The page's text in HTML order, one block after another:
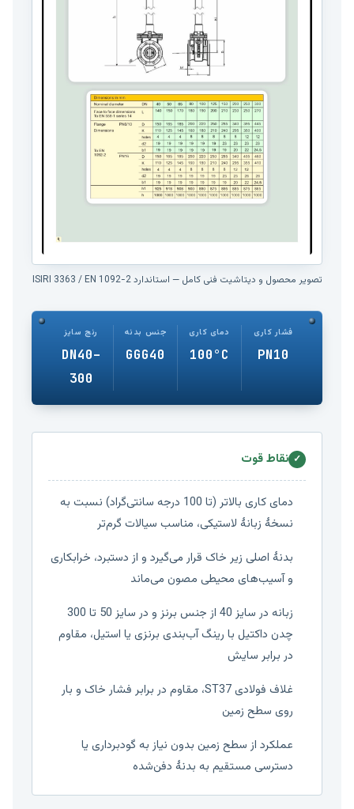
تصویر محصول و دیتاشیت فنی کامل — استاندارد ISIRI 3363 / EN 1092-2
فشار کاری
PN10
دمای کاری
100°C
جنس بدنه
GGG40
رنج سایز
DN40–
300
✓ نقاط قوت
دمای کاری بالاتر (تا 100 درجه سانتی‌گراد) نسبت به
نسخهٔ زبانهٔ لاستیکی، مناسب سیالات گرم‌تر
بدنهٔ اصلی زیر خاک قرار می‌گیرد و از دستبرد، خرابکاری
و آسیب‌های محیطی مصون می‌ماند
زبانه در سایز 40 از جنس برنز و در سایز 50 تا 300
چدن داکتیل با رینگ آب‌بندی برنزی یا استیل، مقاوم
در برابر سایش
غلاف فولادی ST37، مقاوم در برابر فشار خاک و بار
روی سطح زمین
عملکرد از سطح زمین بدون نیاز به گودبرداری یا
دسترسی مستقیم به بدنهٔ دفن‌شده